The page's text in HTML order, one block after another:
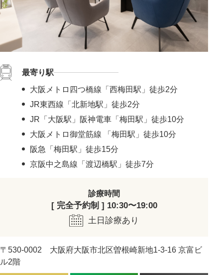
最寄り駅
大阪メトロ四つ橋線「西梅田駅」徒歩2分
JR東西線「北新地駅」徒歩2分
JR「大阪駅」阪神電車「梅田駅」徒歩10分
大阪メトロ御堂筋線 「梅田駅」徒歩10分
阪急「梅田駅」徒歩15分
京阪中之島線「渡辺橋駅」徒歩7分
診療時間
[ 完全予約制 ] 10:30〜19:00
土日診療あり
〒530-0002 大阪府大阪市北区曽根崎新地1-3-16 京富ビ
ル2階